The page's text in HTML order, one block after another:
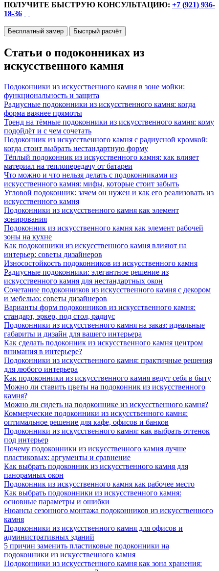
ПОЛУЧИТЕ БЫСТРУЮ КОНСУЛЬТАЦИЮ: +7 (921) 936-
18-36
Бесплатный замер Быстрый расчёт
Статьи о подоконниках из
искусственного камня
Подоконники из искусственного камня в зоне мойки:
функциональность и защита
Радиусные подоконники из искусственного камня: когда
форма важнее прямоты
Тренд на тёмные подоконники из искусственного камня: кому
подойдёт и с чем сочетать
Подоконник из искусственного камня с радиусной кромкой:
когда стоит выбрать нестандартную форму
Тёплый подоконник из искусственного камня: как влияет
материал на теплопередачу от батареи
Что можно и что нельзя делать с подоконниками из
искусственного камня: мифы, которые стоит забыть
Угловой подоконник: зачем он нужен и как его реализовать из
искусственного камня
Подоконники из искусственного камня как элемент
зонирования
Подоконник из искусственного камня как элемент рабочей
зоны на кухне
Как подоконники из искусственного камня влияют на
интерьер: советы дизайнеров
Износостойкость подоконников из искусственного камня
Радиусные подоконники: элегантное решение из
искусственного камня для нестандартных окон
Сочетание подоконников из искусственного камня с декором
и мебелью: советы дизайнеров
Варианты форм подоконников из искусственного камня:
стандарт, эркер, под стол, радиус
Подоконники из искусственного камня на заказ: идеальные
габариты и дизайн для вашего интерьера
Как сделать подоконник из искусственного камня центром
внимания в интерьере?
Подоконники из искусственного камня: практичные решения
для любого интерьера
Как подоконники из искусственного камня ведут себя в быту
Можно ли ставить цветы на подоконник из искусственного
камня?
Можно ли сидеть на подоконнике из искусственного камня?
Коммерческие подоконники из искусственного камня:
оптимальное решение для кафе, офисов и банков
Подоконники из искусственного камня: как выбрать оттенок
под интерьер
Почему подоконники из искусственного камня лучше
пластиковых: аргументы и сравнение
Как выбрать подоконник из искусственного камня для
панорамных окон
Подоконник из искусственного камня как рабочее место
Как выбрать подоконники из искусственного камня:
основные параметры и ошибки
Нюансы сезонного монтажа подоконников из искусственного
камня
Подоконники из искусственного камня для офисов и
административных зданий
5 причин заменить пластиковые подоконники на
подоконники из искусственного камня
Подоконники из искусственного камня как зона хранения: